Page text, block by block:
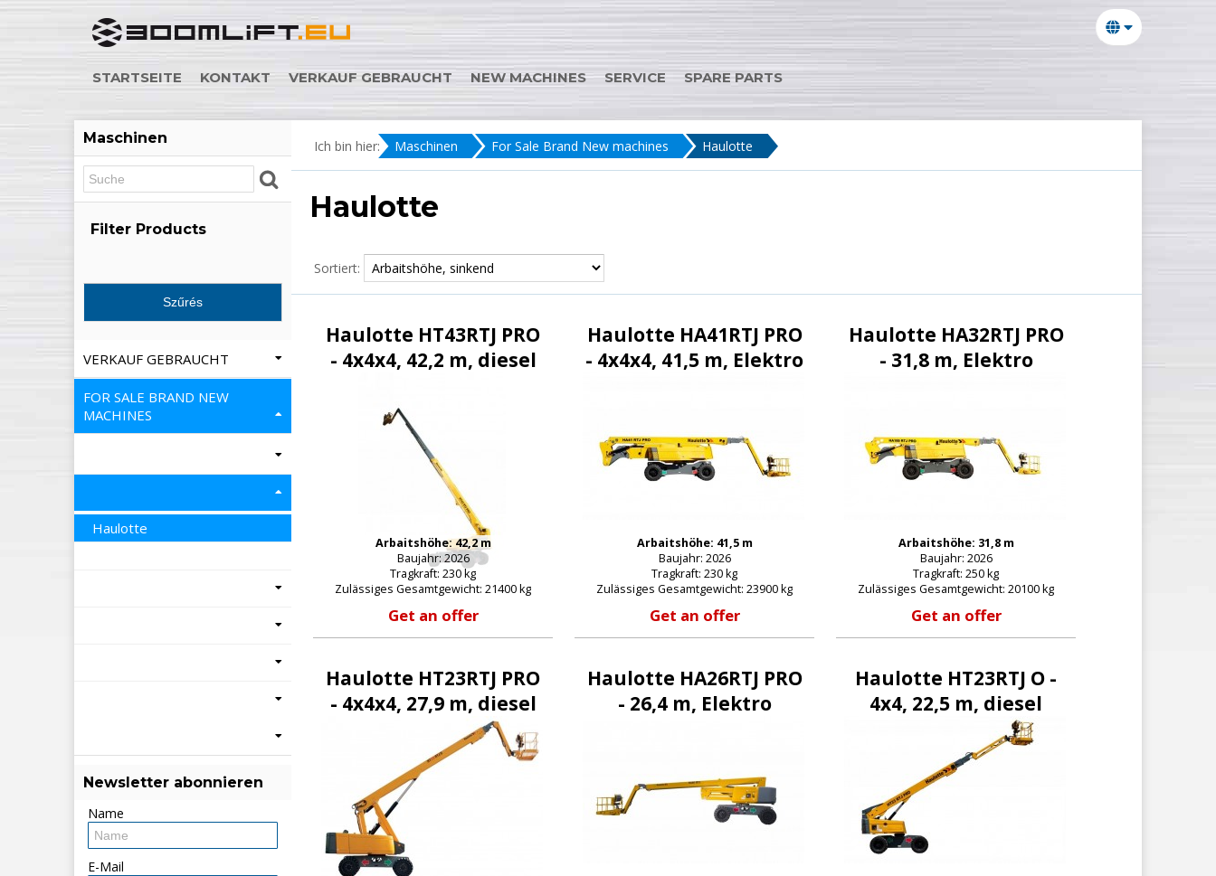
STARTSEITE KONTAKT VERKAUF GEBRAUCHT NEW MACHINES SERVICE SPARE PARTS
Ich bin hier: Maschinen For Sale Brand New machines Haulotte
Haulotte
Sortiert:
Haulotte HT43RTJ PRO
- 4x4x4, 42,2 m, diesel
Arbaitshöhe: 42,2 m
Baujahr: 2026
Tragkraft: 230 kg
Zulässiges Gesamtgewicht: 21400 kg
Get an offer
Haulotte HA41RTJ PRO
- 4x4x4, 41,5 m, Elektro
Arbaitshöhe: 41,5 m
Baujahr: 2026
Tragkraft: 230 kg
Zulässiges Gesamtgewicht: 23900 kg
Get an offer
Haulotte HA32RTJ PRO
- 31,8 m, Elektro
Arbaitshöhe: 31,8 m
Baujahr: 2026
Tragkraft: 250 kg
Zulässiges Gesamtgewicht: 20100 kg
Get an offer
Haulotte HT23RTJ PRO
- 4x4x4, 27,9 m, diesel
Haulotte HA26RTJ PRO
- 26,4 m, Elektro
Haulotte HT23RTJ O -
4x4, 22,5 m, diesel
Maschinen
Filter Products
VERKAUF GEBRAUCHT
FOR SALE BRAND NEW
MACHINES
Haulotte
Newsletter abonnieren
Name
E-Mail